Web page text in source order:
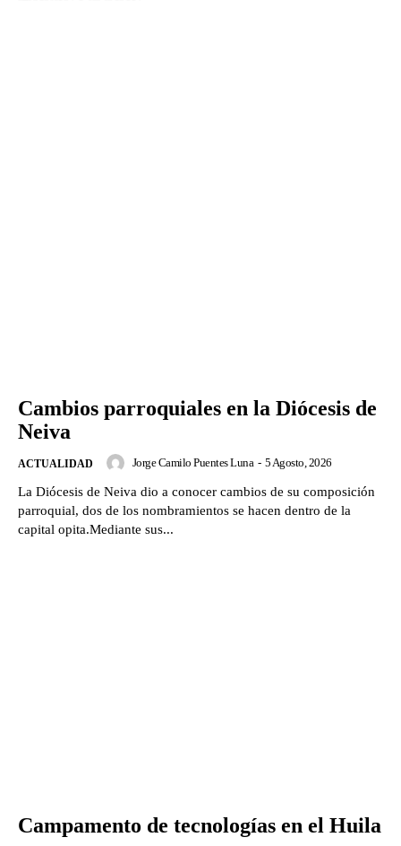
Cambios parroquiales en la Diócesis de
Neiva
ACTUALIDAD Jorge Camilo Puentes Luna - 5 Agosto, 2026
La Diócesis de Neiva dio a conocer cambios de su composición
parroquial, dos de los nombramientos se hacen dentro de la
capital opita.Mediante sus...
Campamento de tecnologías en el Huila